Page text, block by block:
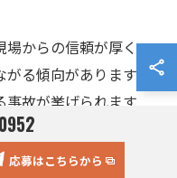
場からの信頼が厚く、
る傾向があります。
故が挙げられます
ている現場では事故
応募はこちらから